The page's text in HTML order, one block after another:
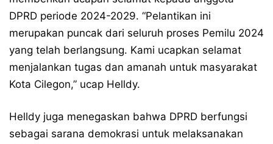
DPRD periode 2024-2029. “Pelantikan ini
merupakan puncak dari seluruh proses Pemilu 2024
yang telah berlangsung. Kami ucapkan selamat
menjalankan tugas dan amanah untuk masyarakat
Kota Cilegon,” ucap Helldy.
Helldy juga menegaskan bahwa DPRD berfungsi
sebagai sarana demokrasi untuk melaksanakan